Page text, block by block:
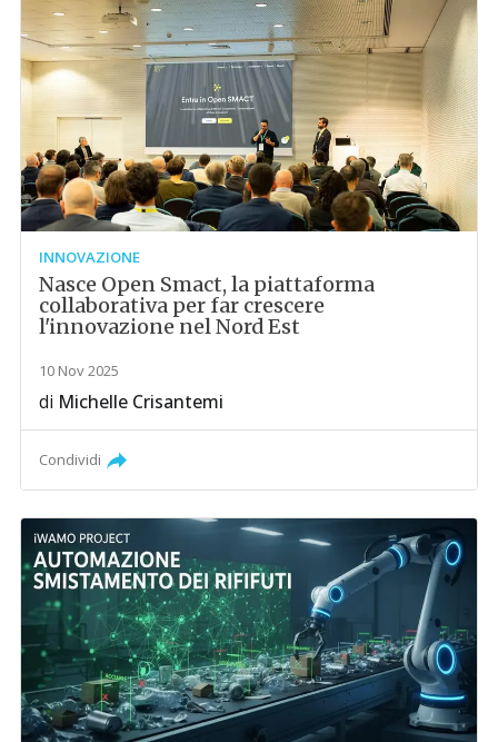
INNOVAZIONE
Nasce Open Smact, la piattaforma
collaborativa per far crescere
l'innovazione nel Nord Est
10 Nov 2025
di Michelle Crisantemi
Condividi